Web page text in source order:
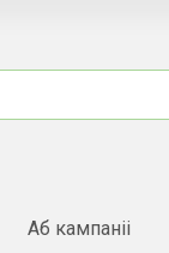
Аб кампаніі